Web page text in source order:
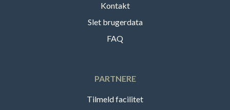
Kontakt
Slet brugerdata
FAQ
PARTNERE
Tilmeld facilitet